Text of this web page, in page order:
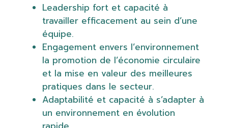
Leadership fort et capacité à
travailler efficacement au sein d’une
équipe.
Engagement envers l’environnement
la promotion de l’économie circulaire
et la mise en valeur des meilleures
pratiques dans le secteur.
Adaptabilité et capacité à s’adapter à
un environnement en évolution